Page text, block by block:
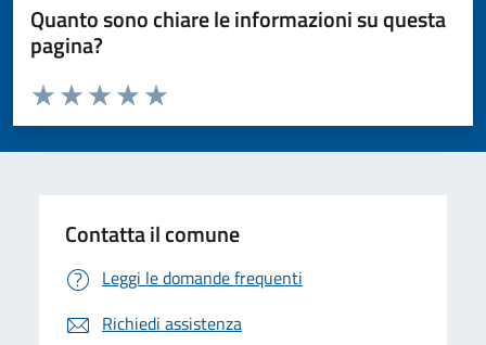
Quanto sono chiare le informazioni su questa
pagina?
Valuta da 1 a 5 stelle la pagina
Valuta 5 stelle su 5
Valuta 4 stelle su 5
Valuta 3 stelle su 5
Valuta 2 stelle su 5
Valuta 1 stelle su 5
Contatta il comune
Leggi le domande frequenti
Richiedi assistenza